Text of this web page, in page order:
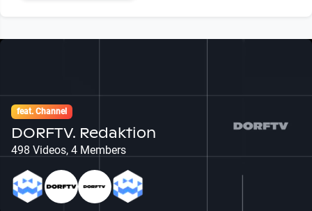
feat. Channel
DORFTV. Redaktion
498 Videos, 4 Members